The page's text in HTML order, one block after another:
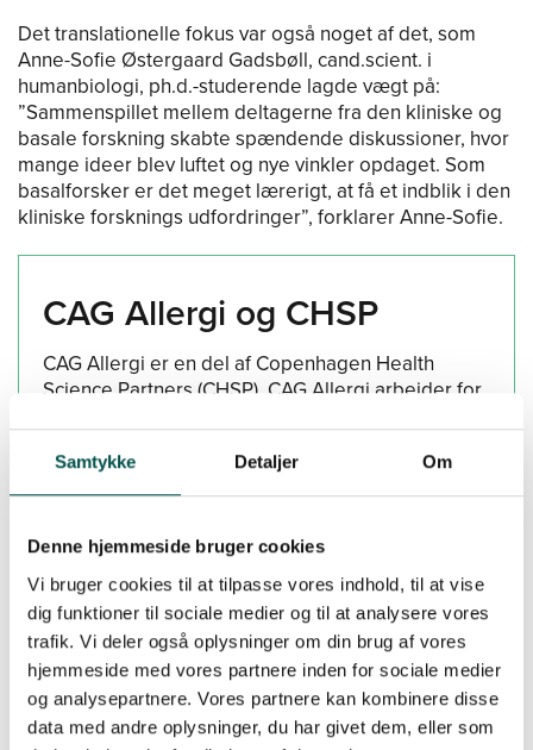
Samtykke Detaljer Om
Denne hjemmeside bruger cookies
Vi bruger cookies til at tilpasse vores indhold, til at vise
dig funktioner til sociale medier og til at analysere vores
trafik. Vi deler også oplysninger om din brug af vores
hjemmeside med vores partnere inden for sociale medier
og analysepartnere. Vores partnere kan kombinere disse
data med andre oplysninger, du har givet dem, eller som
Det translationelle fokus var også noget af det, som
Anne-Sofie Østergaard Gadsbøll, cand.scient. i
humanbiologi, ph.d.-studerende lagde vægt på:
”Sammenspillet mellem deltagerne fra den kliniske og
basale forskning skabte spændende diskussioner, hvor
mange ideer blev luftet og nye vinkler opdaget. Som
basalforsker er det meget lærerigt, at få et indblik i den
kliniske forsknings udfordringer”, forklarer Anne-Sofie.
CAG Allergi og CHSP
CAG Allergi er en del af Copenhagen Health
Science Partners (CHSP). CAG Allergi arbejder for
sammenhængende patientforløb på tværs af
sektorer inden for allergiområdet.
Læs mere om CAG Allergi
Læs mere om CHSP
Kurset ’Allergies and